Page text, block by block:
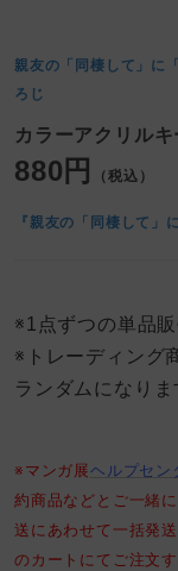
親友の「同棲して」に
ろじ
カラーアクリル
880円 （税込）
※1点ずつの単品販
※トレーディング
ランダムになりま
※マンガ展ヘルプセン
約商品などとご一緒
送にあわせて一括発
のカートにてご注文